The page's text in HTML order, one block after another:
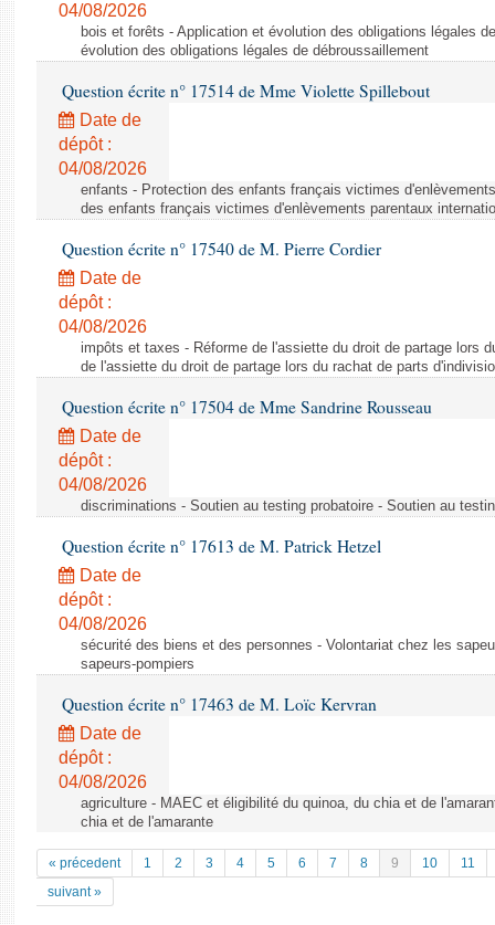
04/08/2026
bois et forêts - Application et évolution des obligations légales
évolution des obligations légales de débroussaillement
Question écrite n° 17514 de Mme Violette Spillebout
Date de
dépôt :
04/08/2026
enfants - Protection des enfants français victimes
des enfants français victimes d'enlèvements parentaux
Question écrite n° 17540 de M. Pierre Cordier
Date de
dépôt :
04/08/2026
impôts et taxes - Réforme de l'assiette du droit de partage lors
de l'assiette du droit de partage lors du rachat de parts
Question écrite n° 17504 de Mme Sandrine Rousseau
Date de
dépôt :
04/08/2026
discriminations - Soutien au testing probatoire - Soutien au
Question écrite n° 17613 de M. Patrick Hetzel
Date de
dépôt :
04/08/2026
sécurité des biens et des personnes - Volontariat chez les
sapeurs-pompiers
Question écrite n° 17463 de M. Loïc Kervran
Date de
dépôt :
04/08/2026
agriculture - MAEC et éligibilité du quinoa, du chia et de
chia et de l'amarante
« précedent 1 2 3 4 5 6 7 8 9 10
11
suivant »